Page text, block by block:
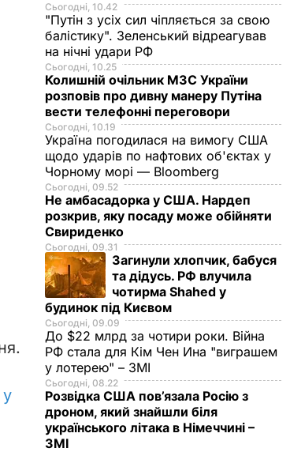
Сьогодні, 10.42
"Путін з усіх сил чіпляється за свою
балістику". Зеленський відреагував
на нічні удари РФ
Сьогодні, 10.25
Колишній очільник МЗС України
розповів про дивну манеру Путіна
вести телефонні переговори
Сьогодні, 10.19
Україна погодилася на вимогу США
щодо ударів по нафтових об'єктах у
Чорному морі — Bloomberg
Сьогодні, 09.52
Не амбасадорка у США. Нардеп
розкрив, яку посаду може обійняти
Свириденко
Сьогодні, 09.31
Загинули хлопчик, бабуся
та дідусь. РФ влучила
чотирма Shahed у
будинок під Києвом
Сьогодні, 09.09
До $22 млрд за чотири роки. Війна
РФ стала для Кім Чен Ина "виграшем
у лотерею" – ЗМІ
Сьогодні, 08.22
Розвідка США пов’язала Росію з
дроном, який знайшли біля
українського літака в Німеччині –
ЗМІ